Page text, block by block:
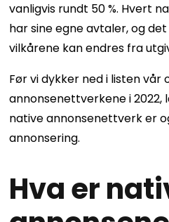
vanligvis rundt 50 %. Hvert
har sine egne avtaler, og
vilkårene kan endres fra
Før vi dykker ned i listen vår
annonsenettverkene i 2022,
native annonsenettverk er
annonsering.
Hva er